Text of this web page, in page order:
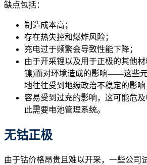
缺点包括：
制造成本高；
存在热失控和爆炸风险；
充电过于频繁会导致性能下降；
由于开采锂以及用于正极的其他
镍)而对环境造成的影响——这些
地往往受到地缘政治不稳定的影响
容易受到过充的影响，这可能危
此需要电池管理系统。
无钴正极
由于钴价格昂贵且难以开采，一些公司